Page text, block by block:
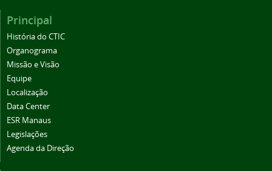
Principal
História do CTIC
Organograma
Missão e Visão
Equipe
Localização
Data Center
ESR Manaus
Legislações
Agenda da Direção